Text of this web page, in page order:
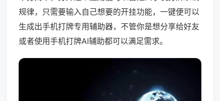
规律，只需要输入自己想要的开挂功能，一键便可以
生成出手机打牌专用辅助器，不管你是想分享给好友
或者使用手机打牌AI辅助都可以满足需求。